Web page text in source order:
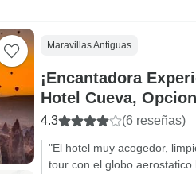
Maravillas Antiguas
¡Encantadora
Hotel Cueva,
4.3 (6 reseñas)
"El hotel muy acogedor,
tour con el globo